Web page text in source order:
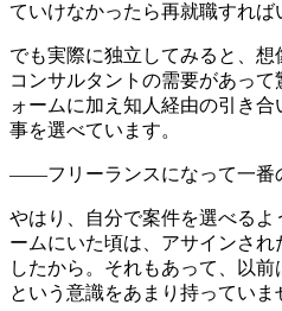
ていけなかったら再就職すれば
でも実際に独立してみると、 想
コンサルタントの需要があって
ォームに加え知人経由の引き
事を選べています。
――フリーランスになって一番
やはり、 自分で案件を選べるよ
ームにいた頃は、アサインさ
したから。それもあって、以前
という意識をあまり持っていま